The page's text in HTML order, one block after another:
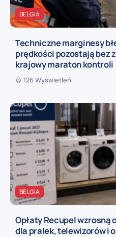
BELGIA
Techniczne marginesy
prędkości pozostają bez
krajowy maraton kontroli
126 Wyświetleń
BELGIA
Opłaty Recupel wzrosną
dla pralek, telewizorów i